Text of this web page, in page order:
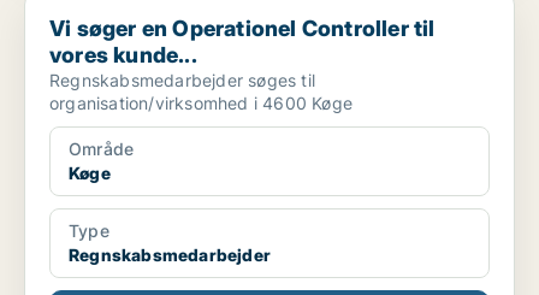
Vi søger en Operationel Controller til
vores kunde...
Regnskabsmedarbejder søges til
organisation/virksomhed i 4600 Køge
Område
Køge
Type
Regnskabsmedarbejder